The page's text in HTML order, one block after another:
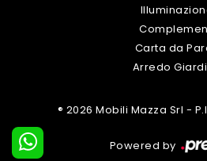
Carta da
Arredo
® 2026 Mobili Mazza Srl -
Powered by